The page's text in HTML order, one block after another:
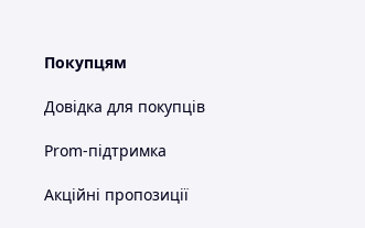
Покупцям
Довідка для покупців
Prom-підтримка
Акційні пропозиції